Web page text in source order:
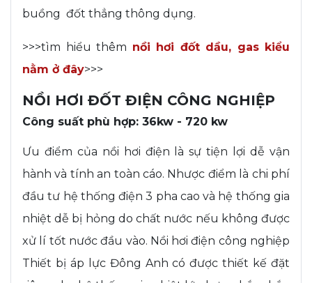
buồng đốt thẳng thông dụng.
>>>tìm hiểu thêm nồi hơi đốt dầu, gas kiểu
nằm ở đây>>>
NỒI HƠI ĐỐT ĐIỆN CÔNG NGHIỆP
Công suất phù hợp: 36kw - 720 kw
Ưu điểm của nồi hơi điện là sự tiện lợi dễ vận
hành và tính an toàn cáo. Nhược điểm là chi phí
đầu tư hệ thống điện 3 pha cao và hệ thống gia
nhiệt dễ bị hỏng do chất nước nếu không được
xử lí tốt nước đầu vào. Nồi hơi điện công nghiệp
Thiết bị áp lực Đông Anh có được thiết kế đặt